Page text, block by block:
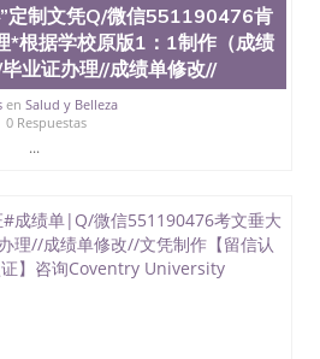
毕业证外壳定制QQ微信
外毕业证QQ微信551190476快
551190476国外留学文凭认证
文凭回国认证QQ微信
理QQ微信551190476法国留学
国外烫金照片QQ微信
中国有用吗QQ微信551190476
可靠吗QQ微信551190476买国
国外本科毕业证怎么办
国外大学文凭真制作QQ微信
定制文凭Q/微信551190476肯
*根据学校原版1：1制作（成绩
业证办理//成绩单修改//
en Salud y Belleza
0 Respuestas
...